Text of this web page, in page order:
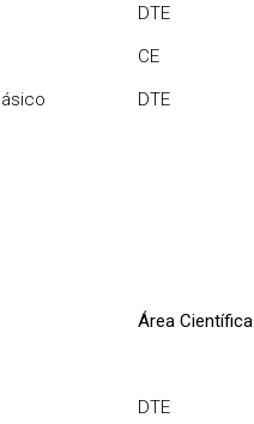
DTE
CE
DTE
Área Científica
DTE